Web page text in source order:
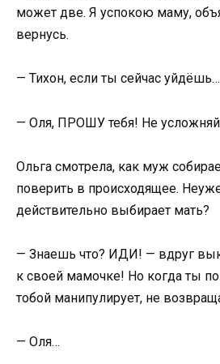
может две. Я успокою маму,
вернусь.
— Тихон, если ты сейчас уйдёшь…
— Оля, ПРОШУ тебя! Не
Ольга смотрела, как муж
поверить в происходящее.
действительно выбирает мать?
— Знаешь что? ИДИ! — вдруг
к своей мамочке! Но когда ты
тобой манипулирует, не
— Оля…